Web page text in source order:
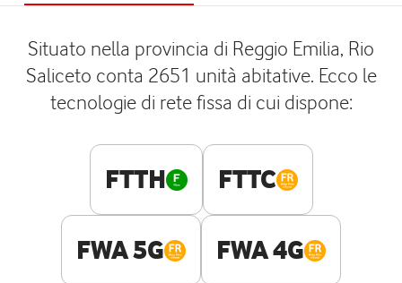
Situato nella provincia di Reggio Emilia, Rio
Saliceto conta 2651 unità abitative. Ecco le
tecnologie di rete fissa di cui dispone:
FTTH FTTC
FWA 5G FWA 4G